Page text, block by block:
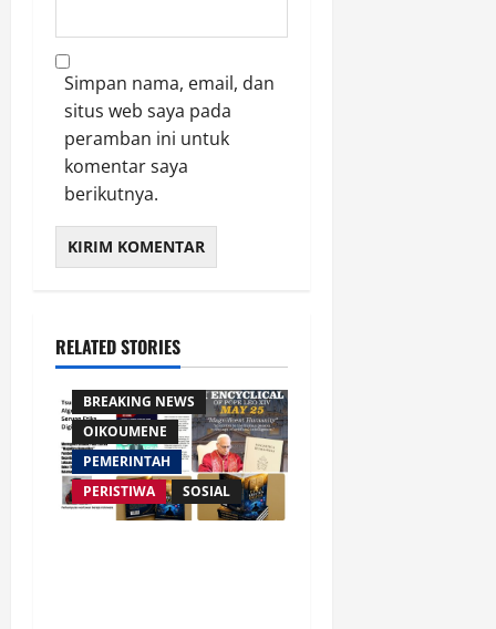
Simpan nama, email, dan
situs web saya pada
peramban ini untuk
komentar saya
berikutnya.
RELATED STORIES
AGAMA
BREAKING NEWS
OIKOUMENE
PEMERINTAH
PERISTIWA
SOSIAL